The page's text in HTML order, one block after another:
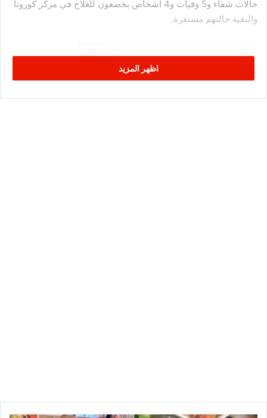
حالات شفاء و5 وفيات و4 اشخاص يخضعون للعلاج في مركز كورونا
والبقية حالتهم مستقرة.
اظهر المزيد